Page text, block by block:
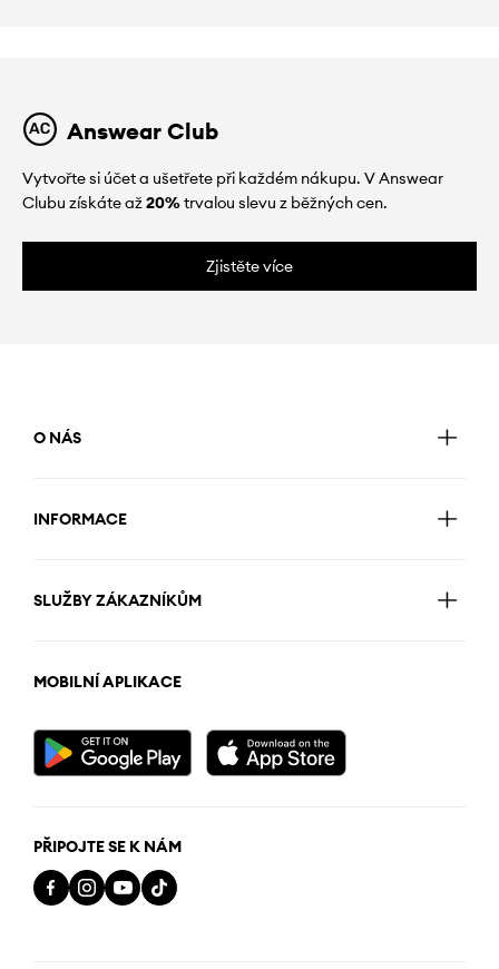
Answear Club
Vytvořte si účet a ušetřete při každém nákupu. V Answear
Clubu získáte až20%trvalou slevu z běžných cen.
Zjistěte více
O NÁS
INFORMACE
SLUŽBY ZÁKAZNÍKŮM
MOBILNÍ APLIKACE
PŘIPOJTE SE K NÁM